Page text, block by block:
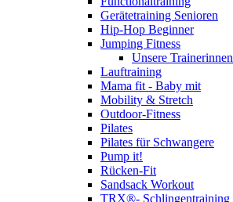
Gerätetraining Senioren
Hip-Hop Beginner
Jumping Fitness
Unsere Trainerinnen
Lauftraining
Mama fit - Baby mit
Mobility & Stretch
Outdoor-Fitness
Pilates
Pilates für Schwangere
Pump it!
Rücken-Fit
Sandsack Workout
TRX®- Schlingentraining